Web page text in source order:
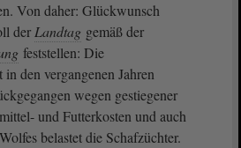
Von daher: Glückwunsch
der Landtag gemäß der
feststellen: Die
den vergangenen Jahren
wegen gestiegener
und Futterkosten und auch
belastet die Schafzüchter.